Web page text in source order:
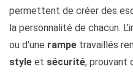
permettent de créer des
la personnalité de chacun.
ou d’une rampe travaillés
style et sécurité, prouvant